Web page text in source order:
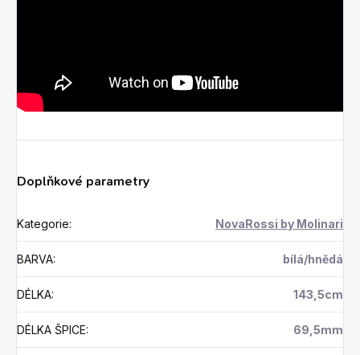
Doplňkové parametry
Kategorie: NovaRossi by Molinari
BARVA: bílá/hnědá
DÉLKA: 143,5cm
DÉLKA ŠPICE: 69,5mm